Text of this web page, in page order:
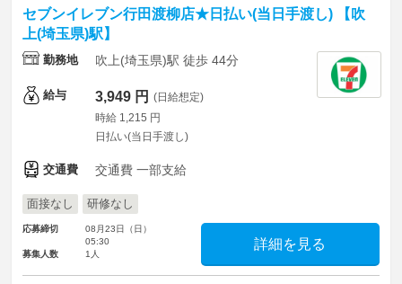
セブンイレブン行田渡柳店★日払い(当日手渡し) 【吹
上(埼玉県)駅】
勤務地 吹上(埼玉県)駅 徒歩 44分
給与 3,949 円 (日給想定)
時給 1,215 円
日払い(当日手渡し)
交通費 交通費 一部支給
面接なし 研修なし
応募締切
08月23日（日）
05:30
募集人数
1人
詳細を見る